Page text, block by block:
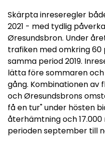
Skärpta inreseregler
2021 - med tydlig
Øresundsbron. Under
trafiken med omkring
samma period 2019.
lätta före sommaren
gång. Kombinationen av
och Øresundsbrons
få en tur" under hösten
återhämtning och
perioden september till